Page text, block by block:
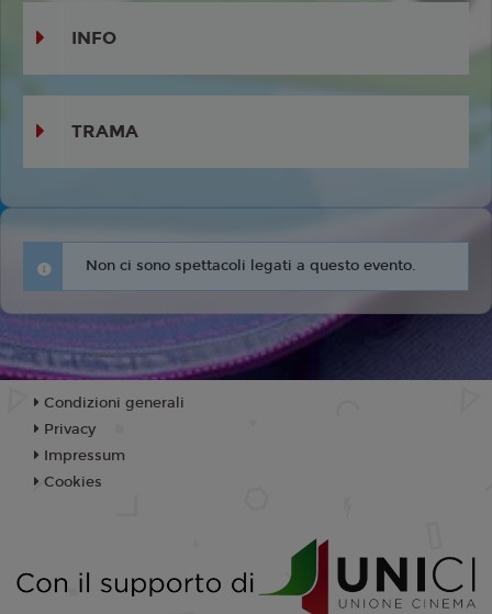
INFO
TRAMA
Non ci sono spettacoli legati a questo evento.
Condizioni generali
Privacy
Impressum
Cookies